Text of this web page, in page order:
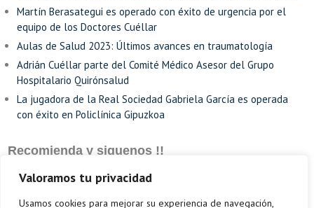
Valoramos tu privacidad
Usamos cookies para mejorar su experiencia de navegación,
Martín Berasategui es operado con éxito de urgencia por el
equipo de los Doctores Cuéllar
Aulas de Salud 2023: Últimos avances en traumatología
Adrián Cuéllar parte del Comité Médico Asesor del Grupo
Hospitalario Quirónsalud
La jugadora de la Real Sociedad Gabriela García es operada
con éxito en Policlínica Gipuzkoa
Recomienda y siguenos !!